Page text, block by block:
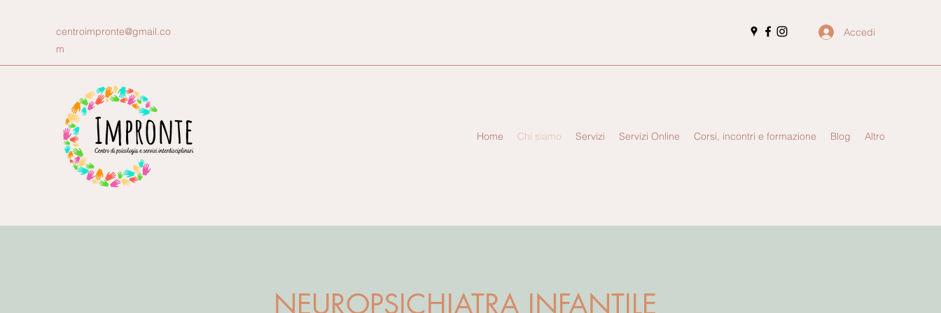
centroimpronte@gmail.co
m
Accedi
Home Chi siamo Servizi Servizi Online Corsi, incontri e formazione Blog Altro
NEUROPSICHIATRA INFANTILE